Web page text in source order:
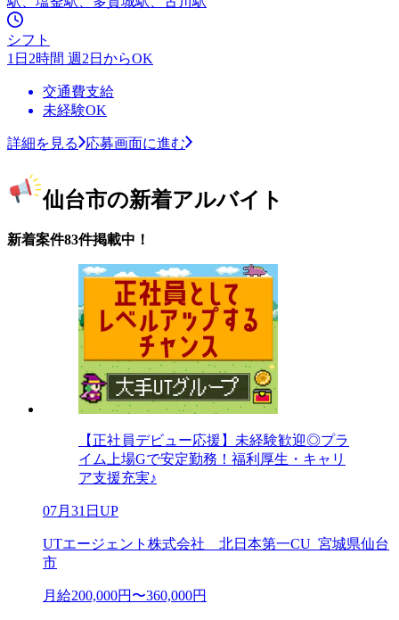
シフト
1日2時間 週2日からOK
交通費支給
未経験OK
詳細を見る 応募画面に進む
仙台市の新着アルバイト
新着案件83件掲載中！
【正社員デビュー応援】未経験歓迎◎プラ
イム上場Gで安定勤務！福利厚生・キャリ
ア支援充実♪
07月31日UP
UTエージェント株式会社 北日本第一CU_宮城県仙台
市
月給200,000円〜360,000円